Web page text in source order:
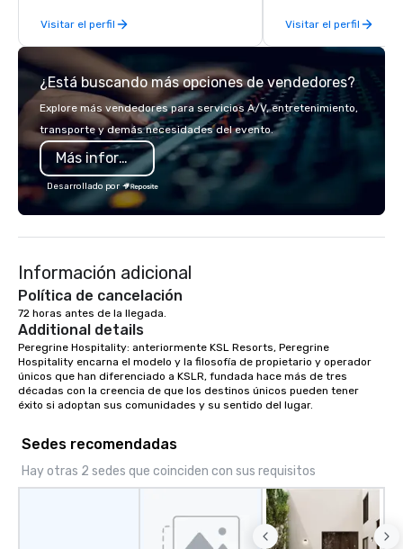
Visitar el perfil Visitar el perfil
¿Está buscando más opciones de vendedores?
Explore más vendedores para servicios A/V, entretenimiento,
transporte y demás necesidades del evento.
Más información
Desarrollado por
Información adicional
Política de cancelación
72 horas antes de la llegada.
Additional details
Peregrine Hospitality: anteriormente KSL Resorts, Peregrine
Hospitality encarna el modelo y la filosofía de propietario y operador
únicos que han diferenciado a KSLR, fundada hace más de tres
décadas con la creencia de que los destinos únicos pueden tener
éxito si adoptan sus comunidades y su sentido del lugar.
Sedes recomendadas
Hay otras 2 sedes que coinciden con sus requisitos